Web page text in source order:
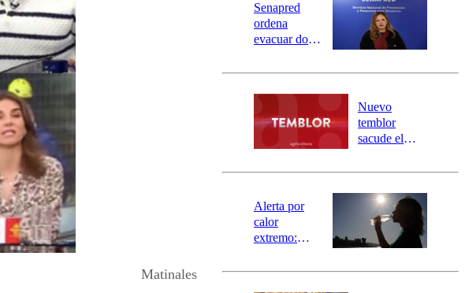
Matinales
Senapred
ordena
evacuar dos
Carahue por
río Damas:
activa
mensajería
SAE
Nuevo
temblor
sacude el
revisa la
epicentro
Alerta por
calor
extremo:
activa Alerta